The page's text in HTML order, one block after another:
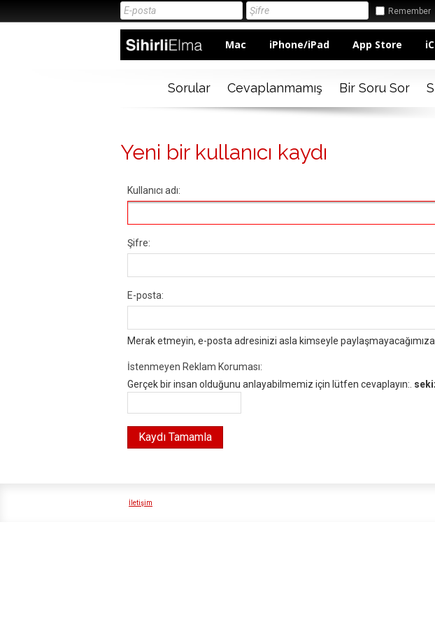
Remember
Mac iPhone/iPad App Store
Sorular Cevaplanmamış Bir Soru Sor
Yeni bir kullanıcı kaydı
Kullanıcı adı:
Şifre:
E-posta:
Merak etmeyin, e-posta adresinizi asla kimseyle paylaşmayacağımıza
İstenmeyen Reklam Koruması:
Gerçek bir insan olduğunu anlayabilmemiz için lütfen cevaplayın:.
İletişim